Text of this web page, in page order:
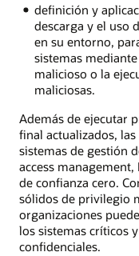
definición y
descarga y el uso
en su entorno,
sistemas
malicioso o la
maliciosas.
Además de ejecutar
final actualizados,
sistemas de gestión
access
de confianza cero.
sólidos de privilegio
organizaciones
los sistemas críticos
confidenciales.